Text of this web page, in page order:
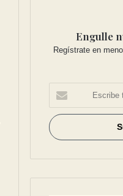
Engulle
Regístrate en